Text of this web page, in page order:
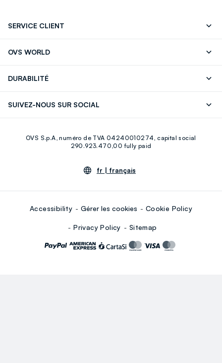
SERVICE CLIENT
OVS WORLD
DURABILITÉ
SUIVEZ-NOUS SUR SOCIAL
Youtube Linkedin
OVS S.p.A, numéro de TVA 04240010274, capital social
290.923.470,00 fully paid
fr | français
Accessibility Gérer les cookies Cookie Policy
Privacy Policy Sitemap